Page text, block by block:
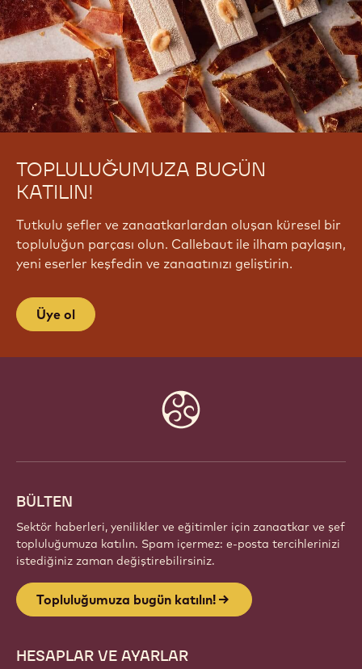
TOPLULUĞUMUZA BUGÜN
KATILIN!
Tutkulu şefler ve zanaatkarlardan oluşan küresel bir
topluluğun parçası olun. Callebaut ile ilham paylaşın,
yeni eserler keşfedin ve zanaatınızı geliştirin.
Üye ol
BÜLTEN
Sektör haberleri, yenilikler ve eğitimler için zanaatkar ve şef
topluluğumuza katılın. Spam içermez: e-posta tercihlerinizi
istediğiniz zaman değiştirebilirsiniz.
Topluluğumuza bugün katılın!
HESAPLAR VE AYARLAR